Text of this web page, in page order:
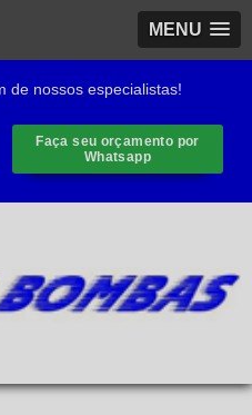
MENU
de nossos especialistas!
Faça seu orçamento por
Whatsapp